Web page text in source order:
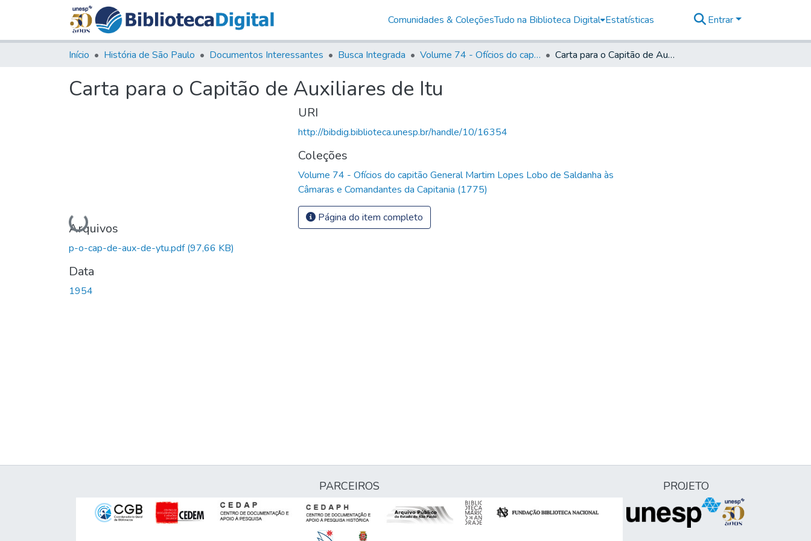
Comunidades & ColeçõesTudo na Biblioteca Digital Estatísticas Entrar
Início História de São Paulo Documentos Interessantes Busca Integrada Volume 74 - Ofícios do capitão General Martim Lopes Lobo de Saldanha às Câmaras e Comandantes da Capitania (1775) Carta para o Capitão de Auxiliares de Itu
Carta para o Capitão de Auxiliares de Itu
Carregando...
Arquivos
p-o-cap-de-aux-de-ytu.pdf(97,66 KB)
Data
1954
URI
http://bibdig.biblioteca.unesp.br/handle/10/16354
Coleções
Volume 74 - Ofícios do capitão General Martim Lopes Lobo de Saldanha às
Câmaras e Comandantes da Capitania (1775)
Página do item completo
PARCEIROS PROJETO